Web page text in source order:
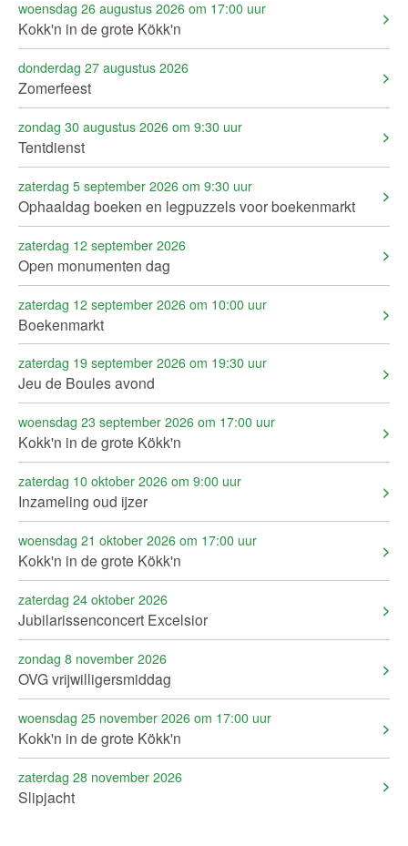
woensdag 26 augustus 2026 om 17:00 uur
Kokk'n in de grote Kökk'n
donderdag 27 augustus 2026
Zomerfeest
zondag 30 augustus 2026 om 9:30 uur
Tentdienst
zaterdag 5 september 2026 om 9:30 uur
Ophaaldag boeken en legpuzzels voor boekenmarkt
zaterdag 12 september 2026
Open monumenten dag
zaterdag 12 september 2026 om 10:00 uur
Boekenmarkt
zaterdag 19 september 2026 om 19:30 uur
Jeu de Boules avond
woensdag 23 september 2026 om 17:00 uur
Kokk'n in de grote Kökk'n
zaterdag 10 oktober 2026 om 9:00 uur
Inzameling oud ijzer
woensdag 21 oktober 2026 om 17:00 uur
Kokk'n in de grote Kökk'n
zaterdag 24 oktober 2026
Jubilarissenconcert Excelsior
zondag 8 november 2026
OVG vrijwilligersmiddag
woensdag 25 november 2026 om 17:00 uur
Kokk'n in de grote Kökk'n
zaterdag 28 november 2026
Slipjacht